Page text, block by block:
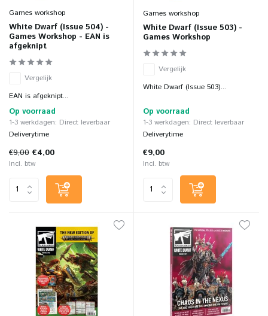
Games workshop
White Dwarf (Issue 504) -
Games Workshop - EAN is
afgeknipt
Vergelijk
EAN is afgeknipt...
Op voorraad
1-3 werkdagen: Direct leverbaar
Deliverytime
€9,00 €4,00
Incl. btw
Games workshop
White Dwarf (Issue 503) -
Games Workshop
Vergelijk
White Dwarf (Issue 503)...
Op voorraad
1-3 werkdagen: Direct leverbaar
Deliverytime
€9,00
Incl. btw